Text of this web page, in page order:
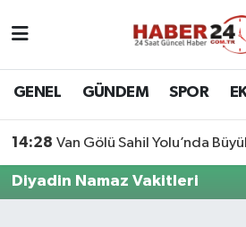
GENEL GÜNDEM SPOR
14:28 Van Gölü Sahil Yolu’nda Büyük Adım:
Diyadin Namaz Vakitleri
Nöbetçi Eczaneler